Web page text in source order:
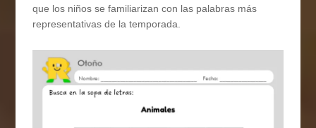
que los niños se familiarizan con las palabras más
representativas de la temporada.